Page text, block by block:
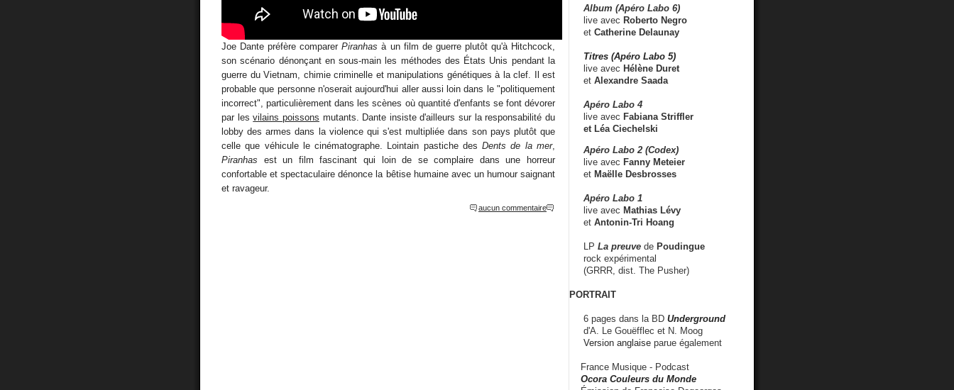
Joe Dante préfère comparerPiranhas à un film de guerre plutôt qu'à Hitchcock,
son scénario dénonçant en sous-main les méthodes des États Unis pendant la
guerre du Vietnam, chimie criminelle et manipulations génétiques à la clef. Il est
probable que personne n'oserait aujourd'hui aller aussi loin dans le "politiquement
incorrect", particulièrement dans les scènes où quantité d'enfants se font dévorer
par lesvilains poissons mutants. Dante insiste d'ailleurs sur la responsabilité du
lobby des armes dans la violence qui s'est multipliée dans son pays plutôt que
celle que véhicule le cinématographe. Lointain pastiche desDents de la mer,
Piranhas est un film fascinant qui loin de se complaire dans une horreur
confortable et spectaculaire dénonce la bêtise humaine avec un humour saignant
et ravageur.
aucun commentaire
Album (Apéro Labo 6)
live avec Roberto Negro
et Catherine Delaunay
Titres (Apéro Labo 5)
live avec Hélène Duret
et Alexandre Saada
Apéro Labo 4
live avec Fabiana Striffler
et Léa Ciechelski
Apéro Labo 2 (Codex)
live avec Fanny Meteier
et Maëlle Desbrosses
Apéro Labo 1
live avec Mathias Lévy
et Antonin-Tri Hoang
LP La preuve de Poudingue
rock expérimental
(GRRR, dist. The Pusher)
PORTRAIT
6 pages dans la BD Underground
d'A. Le Gouëfflec et N. Moog
Version anglaise parue également
France Musique - Podcast
Ocora Couleurs du Monde